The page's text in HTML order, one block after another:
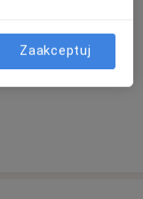
Zaakceptuj